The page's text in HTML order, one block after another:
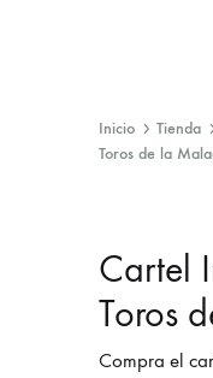
Inicio Tienda
Toros de la
Cartel
Toros
Compra el